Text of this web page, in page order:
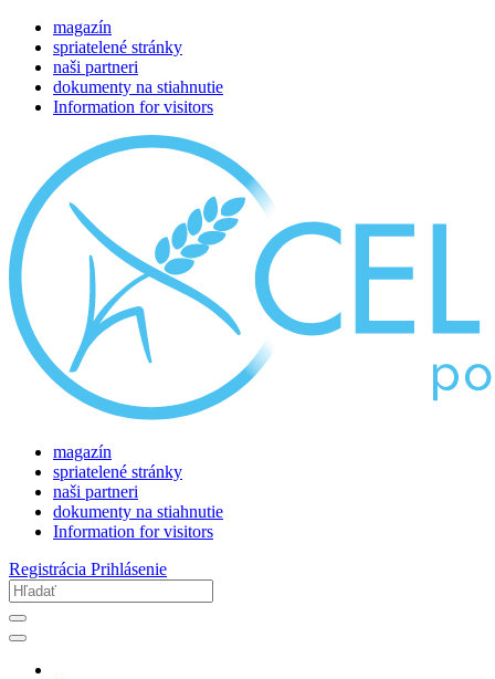
magazín
spriatelené stránky
naši partneri
dokumenty na stiahnutie
Information for visitors
magazín
spriatelené stránky
naši partneri
dokumenty na stiahnutie
Information for visitors
Registrácia Prihlásenie